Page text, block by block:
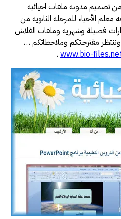
من تصميم مدونة ملفات احيائية
الأحياء للمرحلة الثانوية من
فصيلة وشهريه وملفات الفلاش
مقترحاتكم وملاحظاتكم …
www.bio-files.net
.